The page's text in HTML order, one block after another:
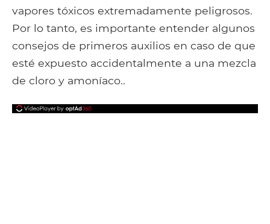
vapores tóxicos extremadamente peligrosos.
Por lo tanto, es importante entender algunos
consejos de primeros auxilios en caso de que
esté expuesto accidentalmente a una mezcla
de cloro y amoníaco..